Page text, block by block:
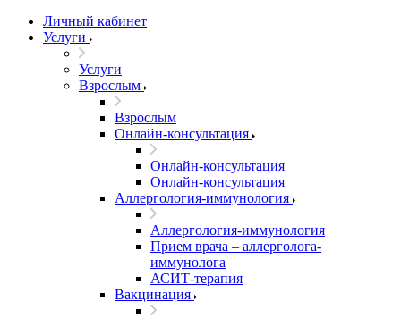
Личный кабинет
Услуги
Услуги
Взрослым
Взрослым
Онлайн-консультация
Онлайн-консультация
Онлайн-консультация
Аллергология-иммунология
Аллергология-иммунология
Прием врача – аллерголога-
иммунолога
АСИТ-терапия
Вакцинация